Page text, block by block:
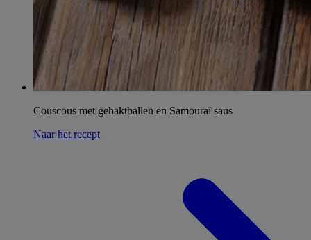
Couscous met gehaktballen en Samouraï saus
Naar het recept